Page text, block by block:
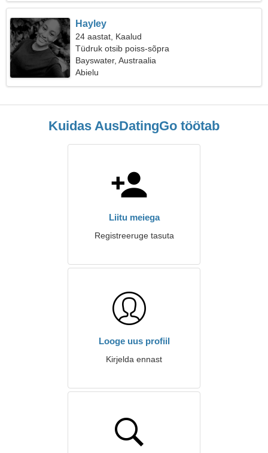
Hayley
24 aastat, Kaalud
Tüdruk otsib poiss-sõpra
Bayswater, Austraalia
Abielu
Kuidas AusDatingGo töötab
Liitu meiega
Registreeruge tasuta
Looge uus profiil
Kirjelda ennast